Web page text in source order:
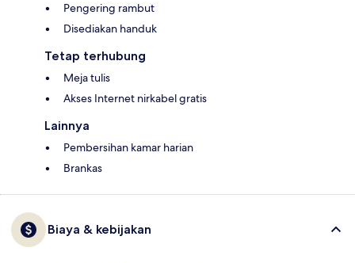
Pengering rambut
Disediakan handuk
Tetap terhubung
Meja tulis
Akses Internet nirkabel gratis
Lainnya
Pembersihan kamar harian
Brankas
Biaya & kebijakan